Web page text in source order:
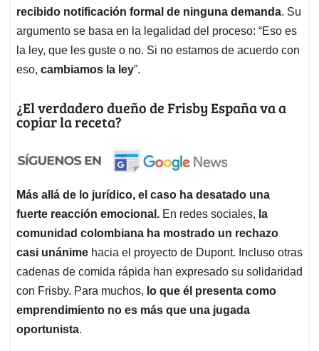
recibido notificación formal de ninguna demanda. Su
argumento se basa en la legalidad del proceso: “Eso es
la ley, que les guste o no. Si no estamos de acuerdo con
eso, cambiamos la ley”.
¿El verdadero dueño de Frisby España va a
copiar la receta?
Más allá de lo jurídico, el caso ha desatado una
fuerte reacción emocional. En redes sociales, la
comunidad colombiana ha mostrado un rechazo
casi unánime hacia el proyecto de Dupont. Incluso otras
cadenas de comida rápida han expresado su solidaridad
con Frisby. Para muchos, lo que él presenta como
emprendimiento no es más que una jugada
oportunista.